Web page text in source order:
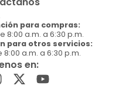
para compras:
8:00 a.m. a 6:30 p.m.
para otros servicios:
a.m. a 6:30 p.m.
en: